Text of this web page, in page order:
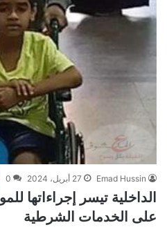
Emad Hussin 27 أبريل، 2024 0
الداخلية تيسر إجراءاتها
على الخدمات الشرطية